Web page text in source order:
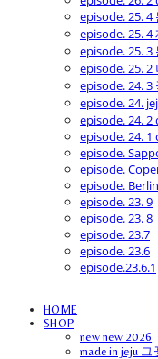
episode. 25. 4
episode. 25. 4
episode. 25. 3
episode. 25. 2
episode. 24. 3
episode. 24.
episode. 24. 2
episode. 24. 1
episode.
episode.
episode. Berlin
episode. 23. 9
episode. 23. 8
episode. 23.7
episode. 23.6
episode.23.6.1
HOME
SHOP
new new 2026
made in jeju 그